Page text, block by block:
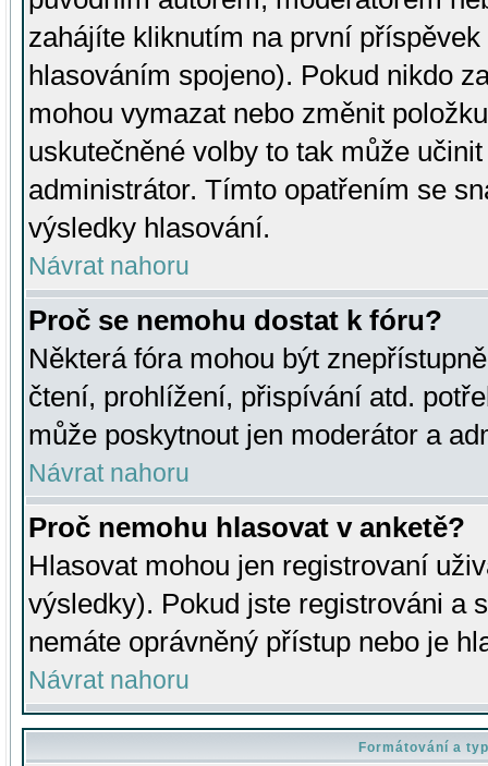
zahájíte kliknutím na první
hlasováním spojeno). Pokud nikdo
mohou vymazat nebo změnit
uskutečněné volby to tak může
administrátor. Tímto opatřením se
výsledky hlasování.
Návrat nahoru
Proč se nemohu dostat k fóru?
Některá fóra mohou být
čtení, prohlížení, přispívání atd.
může poskytnout jen moderátor a
Návrat nahoru
Proč nemohu hlasovat v anketě?
Hlasovat mohou jen registrovaní
výsledky). Pokud jste registrováni a
nemáte oprávněný přístup nebo je
Návrat nahoru
Formátování a